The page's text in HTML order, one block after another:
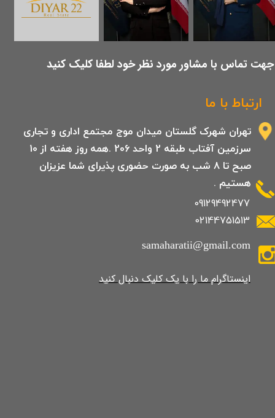
ارتباط با ما
09129492477
02144751513
تهران شهرک گلستان میدان موج مجتمع اداری و تجاری
سرزمین آفتاب طبقه 2 واحد 206 .همه روز هفته از 10
صبح تا 8 شب به صورت حضوری پذیرای شما عزیزان
هستیم .
samaharatii@gmail.com
​​​​​​​​​اینستاگرام ما را با یک کلیک دنبال کنید
​جهت تماس با مشاور مورد نظر خود لطفا کلیک کنید